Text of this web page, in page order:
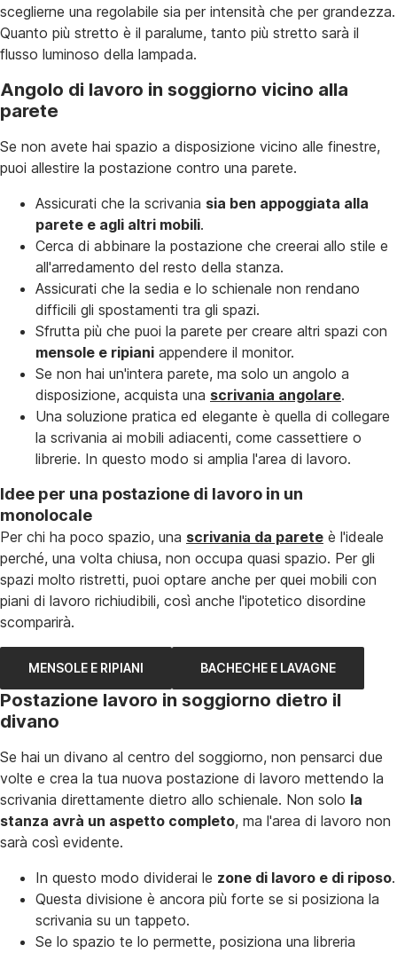
sceglierne una regolabile sia per intensità che per grandezza.
Quanto più stretto è il paralume, tanto più stretto sarà il
flusso luminoso della lampada.
Angolo di lavoro in soggiorno vicino alla
parete
Se non avete hai spazio a disposizione vicino alle finestre,
puoi allestire la postazione contro una parete.
Assicurati che la scrivania sia ben appoggiata alla
parete e agli altri mobili.
Cerca di abbinare la postazione che creerai allo stile e
all'arredamento del resto della stanza.
Assicurati che la sedia e lo schienale non rendano
difficili gli spostamenti tra gli spazi.
Sfrutta più che puoi la parete per creare altri spazi con
mensole e ripiani appendere il monitor.
Se non hai un'intera parete, ma solo un angolo a
disposizione, acquista una scrivania angolare.
Una soluzione pratica ed elegante è quella di collegare
la scrivania ai mobili adiacenti, come cassettiere o
librerie. In questo modo si amplia l'area di lavoro.
Idee per una postazione di lavoro in un
monolocale
Per chi ha poco spazio, una scrivania da parete è l'ideale
perché, una volta chiusa, non occupa quasi spazio. Per gli
spazi molto ristretti, puoi optare anche per quei mobili con
piani di lavoro richiudibili, così anche l'ipotetico disordine
scomparirà.
MENSOLE E RIPIANI BACHECHE E LAVAGNE
Postazione lavoro in soggiorno dietro il
divano
Se hai un divano al centro del soggiorno, non pensarci due
volte e crea la tua nuova postazione di lavoro mettendo la
scrivania direttamente dietro allo schienale. Non solo la
stanza avrà un aspetto completo, ma l'area di lavoro non
sarà così evidente.
In questo modo dividerai le zone di lavoro e di riposo.
Questa divisione è ancora più forte se si posiziona la
scrivania su un tappeto.
Se lo spazio te lo permette, posiziona una libreria